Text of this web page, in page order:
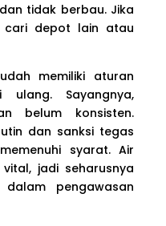
tidak berbau. Jika
cari depot lain atau
memiliki aturan
Sayangnya,
belum konsisten.
dan sanksi tegas
syarat. Air
jadi seharusnya
pengawasan